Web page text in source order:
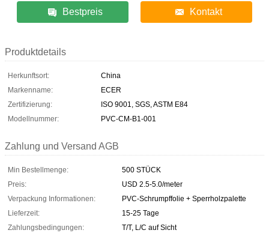
Bestpreis Kontakt
Produktdetails
Herkunftsort:
China
Markenname:
ECER
Zertifizierung:
ISO 9001, SGS, ASTM E84
Modellnummer:
PVC-CM-B1-001
Zahlung und Versand AGB
Min Bestellmenge:
500 STÜCK
Preis:
USD 2.5-5.0/meter
Verpackung Informationen:
PVC-Schrumpffolie + Sperrholzpalette
Lieferzeit:
15-25 Tage
Zahlungsbedingungen:
T/T, L/C auf Sicht